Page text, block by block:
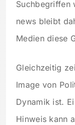
Suchbegriffen
news bleibt
Medien diese
Gleichzeitig
Image von
Dynamik ist.
Hinweis kann